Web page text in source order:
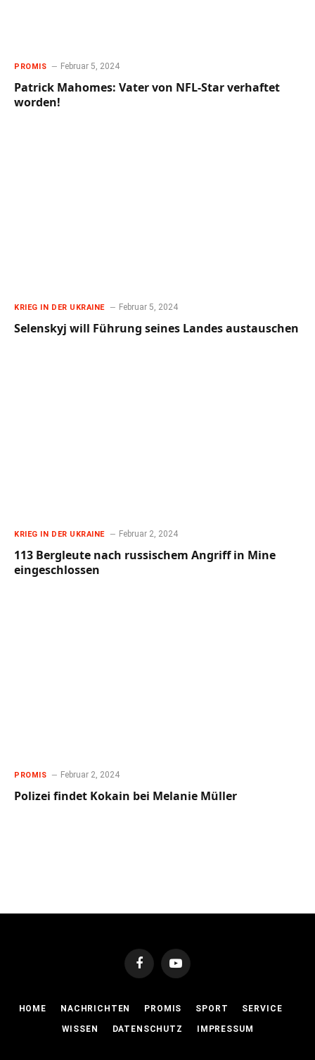
PROMIS Februar 5, 2024
Patrick Mahomes: Vater von NFL-Star verhaftet
worden!
KRIEG IN DER UKRAINE Februar 5, 2024
Selenskyj will Führung seines Landes austauschen
KRIEG IN DER UKRAINE Februar 2, 2024
113 Bergleute nach russischem Angriff in Mine
eingeschlossen
PROMIS Februar 2, 2024
Polizei findet Kokain bei Melanie Müller
FacebookYouTube
HOME NACHRICHTEN PROMIS SPORT SERVICE
WISSEN DATENSCHUTZ IMPRESSUM